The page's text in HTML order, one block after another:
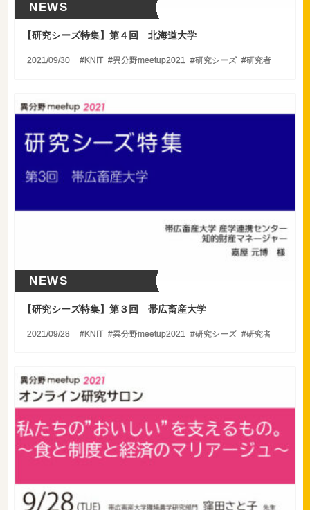
NEWS
【研究シーズ特集】第４回 北海道大学
2021/09/30 KNIT 異分野meetup2021 研究シーズ 研究者
NEWS
【研究シーズ特集】第３回 帯広畜産大学
2021/09/28 KNIT 異分野meetup2021 研究シーズ 研究者